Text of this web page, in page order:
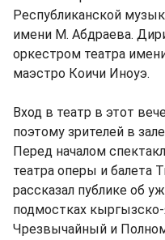
Республиканской
имени М. Абдраева.
оркестром театра
маэстро Коичи Иноуэ.
Вход в театр в этот
поэтому зрителей в
Перед началом
театра оперы и балета
рассказал публике об
подмостках
Чрезвычайный и